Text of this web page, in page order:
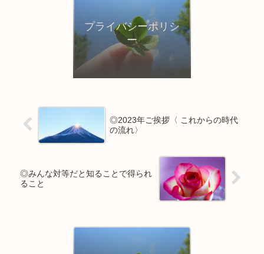
プライバシーポリシ
ー
◎2023年ご挨拶〈 これからの時代
の流れ〉
◎みんな対等だと知ることで得られ
ること